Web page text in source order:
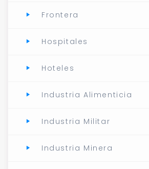
Frontera
Hospitales
Hoteles
Industria Alimenticia
Industria Militar
Industria Minera